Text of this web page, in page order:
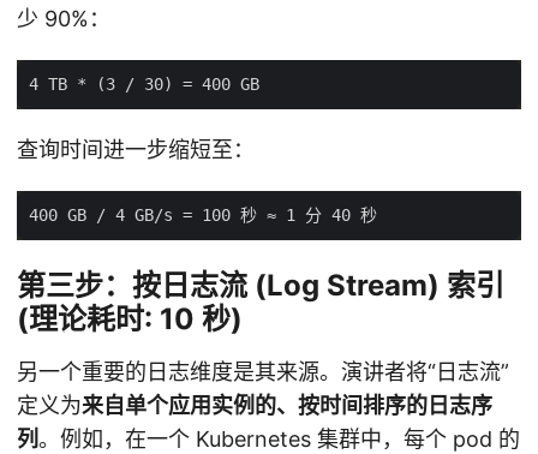
少 90%：
查询时间进一步缩短至：
第三步：按日志流 (Log Stream) 索引
(理论耗时: 10 秒)
另一个重要的日志维度是其来源。演讲者将“日志流”
定义为来自单个应用实例的、按时间排序的日志序
列。例如，在一个 Kubernetes 集群中，每个 pod 的